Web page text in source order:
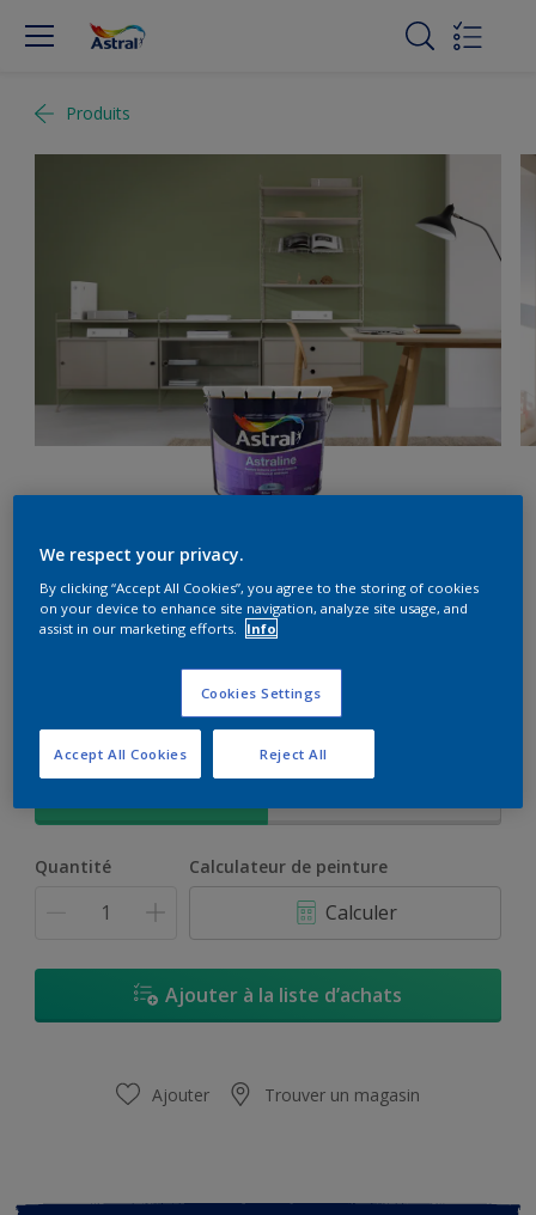
Produits
Format
Quantité Calculateur de peinture
Calculer
Ajouter à la liste d’achats
Ajouter Trouver un magasin
We respect your privacy.
By clicking “Accept All Cookies”, you agree to the storing of cookies
on your device to enhance site navigation, analyze site usage, and
assist in our marketing efforts.
Info
Cookies Settings
Reject All
Accept All Cookies